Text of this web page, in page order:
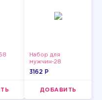
Набор для
мужчин-28
3162 P
ДОБАВИТЬ